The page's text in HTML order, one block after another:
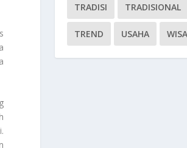
TRADISI TRADISIONAL
TREND USAHA